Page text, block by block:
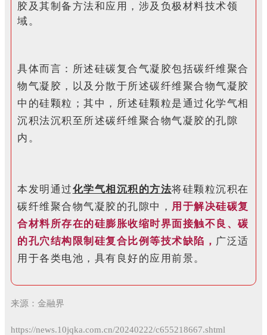
胶及其制备方法和应用，涉及负极材料技术领
域。
具体而言： 所述硅碳复合气凝胶包括碳纤维聚合
物气凝胶，以及分散于所述碳纤维聚合物气凝胶
中的硅颗粒； 其中，所述硅颗粒是通过化学气相
沉积法沉积至所述碳纤维聚合物气凝胶的孔隙
内。
本发明通过化学气相沉积的方法将硅颗粒沉积在
碳纤维聚合物气凝胶的孔隙中， 用于解决硅碳复
合材料所存在的硅膨胀收缩时界面接触不良、碳
的孔穴结构限制硅复合比例等技术缺陷， 广泛适
用于各类电池，具有良好的应用前景。
来源：金融界
https://news.10jqka.com.cn/20240222/c655218667.shtml